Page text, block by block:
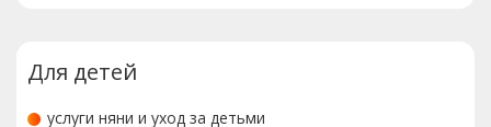
Для детей
услуги няни и уход за детьми